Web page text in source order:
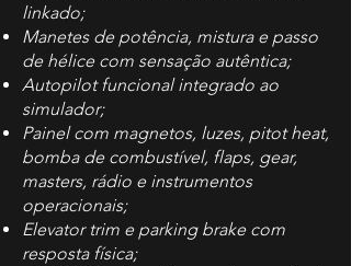
linkado;
Manetes de potência, mistura e passo
de hélice com sensação autêntica;
Autopilot funcional integrado ao
simulador;
Painel com magnetos, luzes, pitot heat,
bomba de combustível, flaps, gear,
masters, rádio e instrumentos
operacionais;
Elevator trim e parking brake com
resposta física;